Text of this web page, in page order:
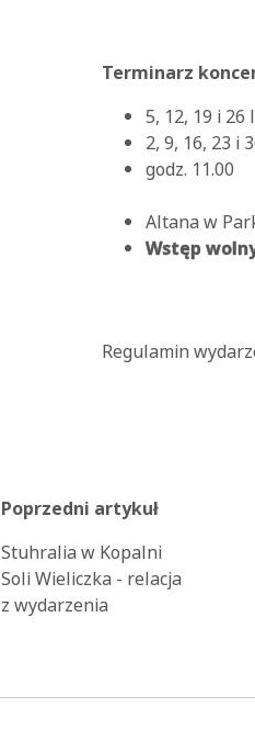
Terminarz
5, 12, 19 i 26
2, 9, 16, 23 i
godz. 11.00
Altana w
Wstęp
Regulamin
Poprzedni artykuł
Stuhralia w Kopalni
Soli Wieliczka - relacja
z wydarzenia